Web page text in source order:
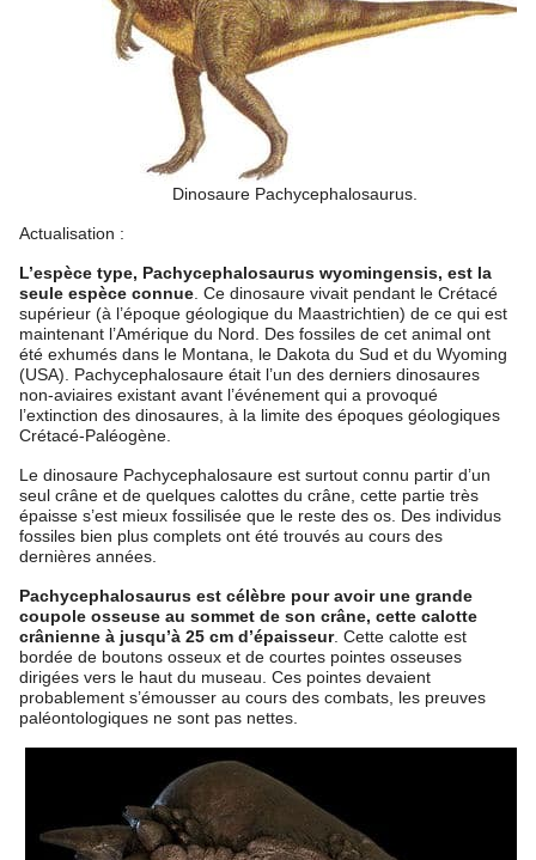
Dinosaure Pachycephalosaurus.
Actualisation :
L’espèce type, Pachycephalosaurus wyomingensis, est la
seule espèce connue . Ce dinosaure vivait pendant le Crétacé
supérieur (à l’époque géologique du Maastrichtien) de ce qui est
maintenant l’Amérique du Nord. Des fossiles de cet animal ont
été exhumés dans le Montana, le Dakota du Sud et du Wyoming
(USA). Pachycephalosaure était l’un des derniers dinosaures
non-aviaires existant avant l’événement qui a provoqué
l’extinction des dinosaures, à la limite des époques géologiques
Crétacé-Paléogène.
Le dinosaure Pachycephalosaure est surtout connu partir d’un
seul crâne et de quelques calottes du crâne, cette partie très
épaisse s’est mieux fossilisée que le reste des os. Des individus
fossiles bien plus complets ont été trouvés au cours des
dernières années.
Pachycephalosaurus est célèbre pour avoir une grande
coupole osseuse au sommet de son crâne, cette calotte
crânienne à jusqu’à 25 cm d’épaisseur. Cette calotte est
bordée de boutons osseux et de courtes pointes osseuses
dirigées vers le haut du museau. Ces pointes devaient
probablement s’émousser au cours des combats, les preuves
paléontologiques ne sont pas nettes.